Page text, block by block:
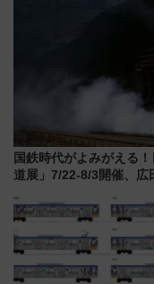
国鉄時代がよみがえる
道展」7/22-8/3開催、広